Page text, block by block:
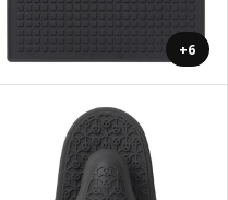
+6